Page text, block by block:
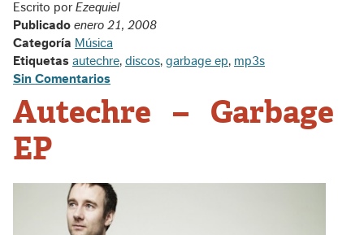
Escrito porEzequiel
Publicado enero 21, 2008
Categoría Música
Etiquetas autechre, discos, garbage ep, mp3s
Sin Comentarios
Autechre – Garbage
EP